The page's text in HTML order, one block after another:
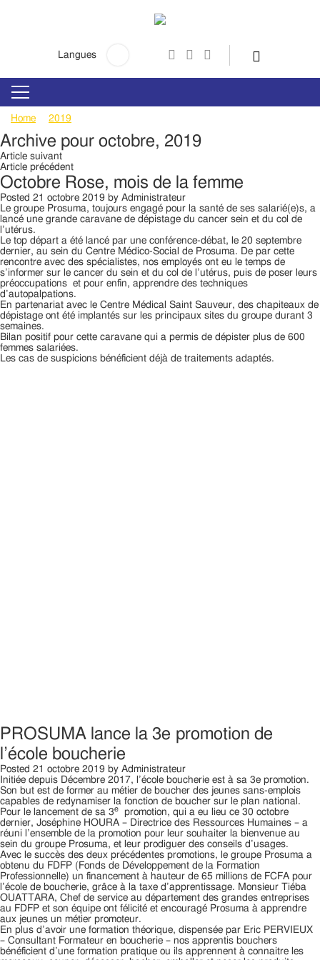
Langues
Home 2019
Archive pour octobre, 2019
Article suivant
Article précédent
Octobre Rose, mois de la femme
Posted 21 octobre 2019 by Administrateur
Le groupe Prosuma, toujours engagé pour la santé de ses salarié(e)s, a
lancé une grande caravane de dépistage du cancer sein et du col de
l’utérus.
Le top départ a été lancé par une conférence-débat, le 20 septembre
dernier, au sein du Centre Médico-Social de Prosuma. De par cette
rencontre avec des spécialistes, nos employés ont eu le temps de
s’informer sur le cancer du sein et du col de l’utérus, puis de poser leurs
préoccupations et pour enfin, apprendre des techniques
d’autopalpations.
En partenariat avec le Centre Médical Saint Sauveur, des chapiteaux de
dépistage ont été implantés sur les principaux sites du groupe durant 3
semaines.
Bilan positif pour cette caravane qui a permis de dépister plus de 600
femmes salariées.
Les cas de suspicions bénéficient déjà de traitements adaptés.
PROSUMA lance la 3e promotion de
l’école boucherie
Posted 21 octobre 2019 by Administrateur
Initiée depuis Décembre 2017, l’école boucherie est à sa 3e promotion.
Son but est de former au métier de boucher des jeunes sans-emplois
capables de redynamiser la fonction de boucher sur le plan national.
Pour le lancement de sa 3e
promotion, qui a eu lieu ce 30 octobre
dernier, Joséphine HOURA – Directrice des Ressources Humaines – a
réuni l’ensemble de la promotion pour leur souhaiter la bienvenue au
sein du groupe Prosuma, et leur prodiguer des conseils d’usages.
Avec le succès des deux précédentes promotions, le groupe Prosuma a
obtenu du FDFP (Fonds de Développement de la Formation
Professionnelle) un financement à hauteur de 65 millions de FCFA pour
l’école de boucherie, grâce à la taxe d’apprentissage. Monsieur Tiéba
OUATTARA, Chef de service au département des grandes entreprises
au FDFP et son équipe ont félicité et encouragé Prosuma à apprendre
aux jeunes un métier promoteur.
En plus d’avoir une formation théorique, dispensée par Eric PERVIEUX
– Consultant Formateur en boucherie – nos apprentis bouchers
bénéficient d’une formation pratique ou ils apprennent à connaitre les